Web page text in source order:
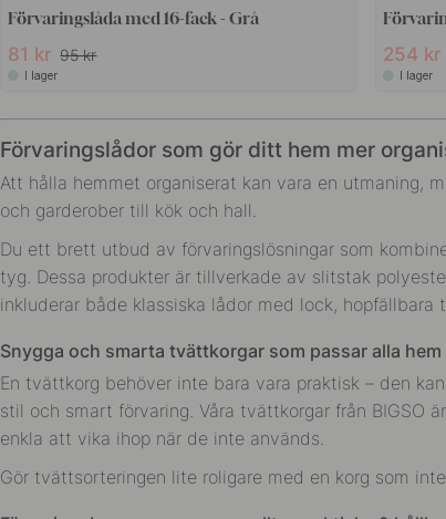
Förvaringslåda med 16-fack - Grå
81 kr 95 kr
I lager
254 kr
I lager
Förvaringslådor som gör ditt hem mer
Att hålla hemmet organiserat kan vara en utmaning,
och garderober till kök och hall.
Du ett brett utbud av förvaringslösningar som
tyg. Dessa produkter är tillverkade av slitstak
inkluderar både klassiska lådor med lock,
Snygga och smarta tvättkorgar som passar alla hem
En tvättkorg behöver inte bara vara praktisk – den
stil och smart förvaring. Våra tvättkorgar från
enkla att vika ihop när de inte används.
Gör tvättsorteringen lite roligare med en korg som